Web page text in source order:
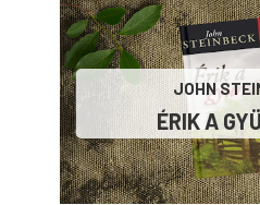
JOHN
ÉRIK ​A